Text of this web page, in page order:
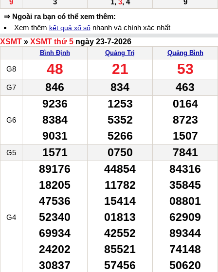
⇒ Ngoài ra bạn có thể xem thêm:
Xem thêm kết quả xổ sốnhanh và chính xác nhất
XSMT » XSMT thứ 5 ngày 23-7-2026
Bình Định Quảng Trị Quảng Bình
G8 48 21 53
G7 846 834 463
G6
9236
8384
9031
1253
5352
5266
0164
8723
1507
G5 1571 0750 7841
G4
89176
18205
47536
52340
69934
24202
30837
44854
11782
15414
01813
42552
85521
57456
84316
35845
08801
62909
89344
74148
50620